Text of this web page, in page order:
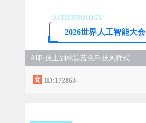
AI TECHNOLOGY
2026世界人工智能大会
AI科技主副标题蓝色科技风样式
ID:172863